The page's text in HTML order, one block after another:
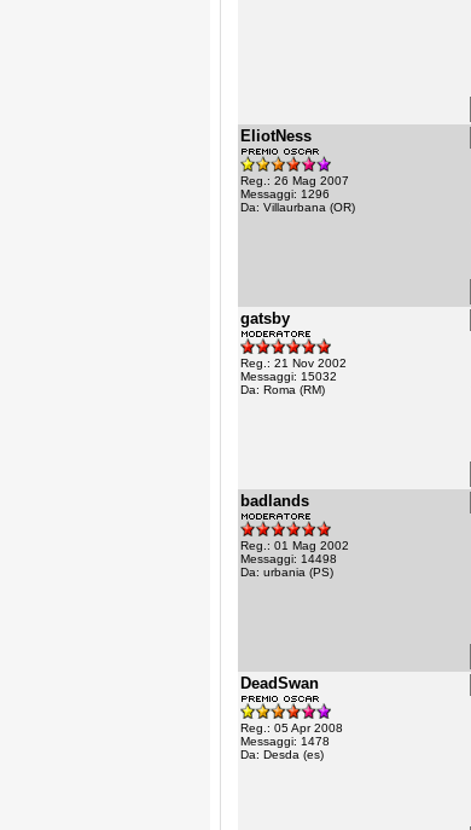
EliotNess
Reg.: 26 Mag 2007
Messaggi: 1296
Da: Villaurbana (OR)
gatsby
Reg.: 21 Nov 2002
Messaggi: 15032
Da: Roma (RM)
badlands
Reg.: 01 Mag 2002
Messaggi: 14498
Da: urbania (PS)
DeadSwan
Reg.: 05 Apr 2008
Messaggi: 1478
Da: Desda (es)